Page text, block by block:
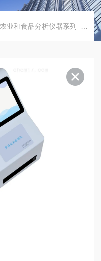
农业和食品分析仪器系列 食